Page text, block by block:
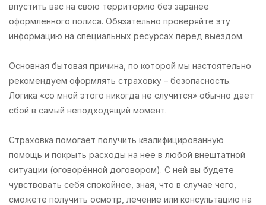
впустить вас на свою территорию без заранее
оформленного полиса. Обязательно проверяйте эту
информацию на специальных ресурсах перед выездом.
Основная бытовая причина, по которой мы настоятельно
рекомендуем оформлять страховку – безопасность.
Логика «со мной этого никогда не случится» обычно дает
сбой в самый неподходящий момент.
Страховка помогает получить квалифицированную
помощь и покрыть расходы на нее в любой внештатной
ситуации (оговорённой договором). С ней вы будете
чувствовать себя спокойнее, зная, что в случае чего,
сможете получить осмотр, лечение или консультацию на